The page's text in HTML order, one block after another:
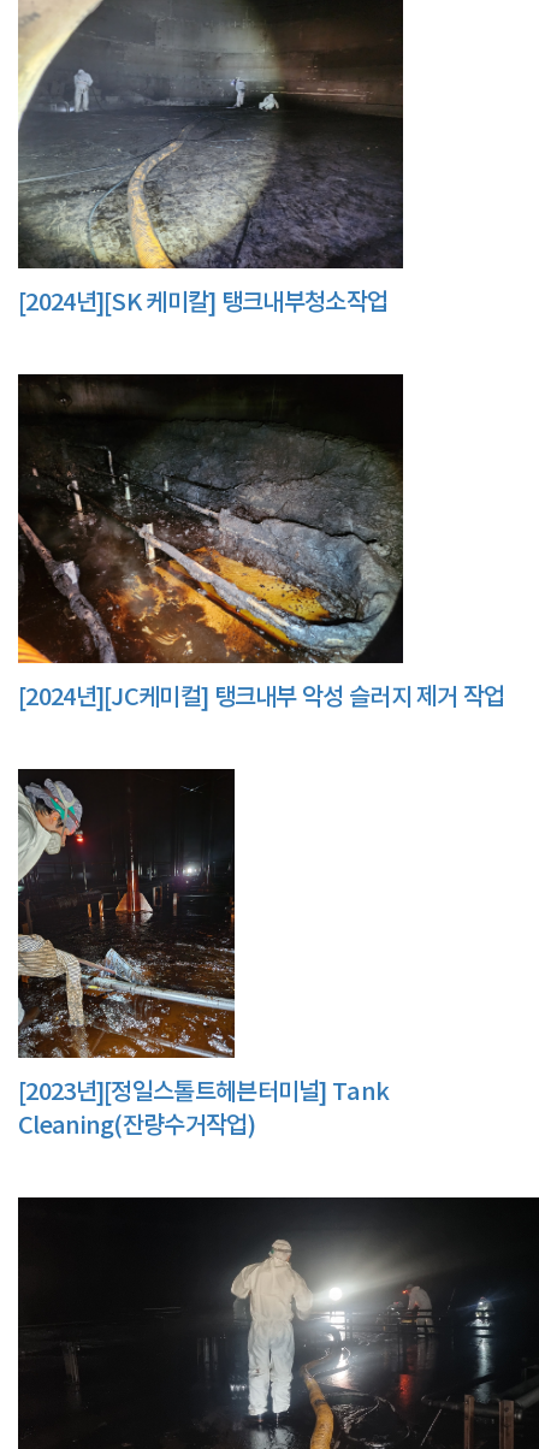
[2024년][SK 케미칼] 탱크내부청소작업
[2024년][JC케미컬] 탱크내부 악성 슬러지 제거 작업
[2023년][정일스톨트헤븐터미널] Tank
Cleaning(잔량수거작업)